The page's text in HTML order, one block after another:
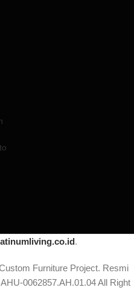
.
Furniture Project. Resmi
0062857.AH.01.04 All Right